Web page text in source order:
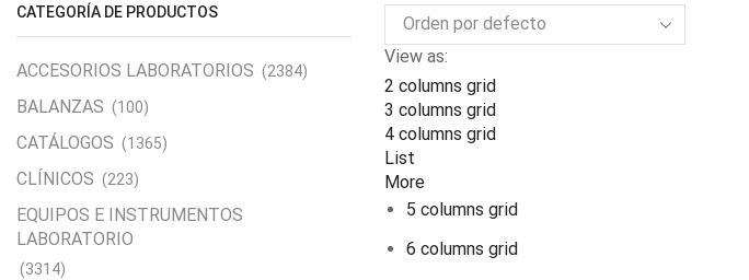
View as:
2 columns grid
3 columns grid
4 columns grid
List
More
5 columns grid
6 columns grid
CATEGORÍA DE PRODUCTOS
ACCESORIOS LABORATORIOS (2384)
BALANZAS (100)
CATÁLOGOS (1365)
CLÍNICOS (223)
EQUIPOS E INSTRUMENTOS
LABORATORIO
(3314)